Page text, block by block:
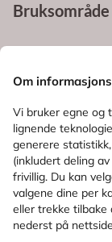
Bruksområde
Ingredienser
KUNDER
Om
Vi bruker egne og
lignende
generere
(inkludert deling
frivillig. Du kan
valgene dine per
eller trekke tilbake
nederst på